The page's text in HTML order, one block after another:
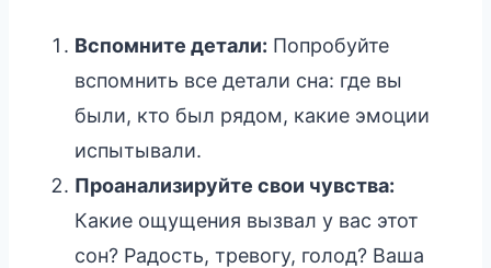
Вспомните детали: Попробуйте
вспомнить все детали сна: где вы
были, кто был рядом, какие эмоции
испытывали.
Проанализируйте свои чувства:
Какие ощущения вызвал у вас этот
сон? Радость, тревогу, голод? Ваша